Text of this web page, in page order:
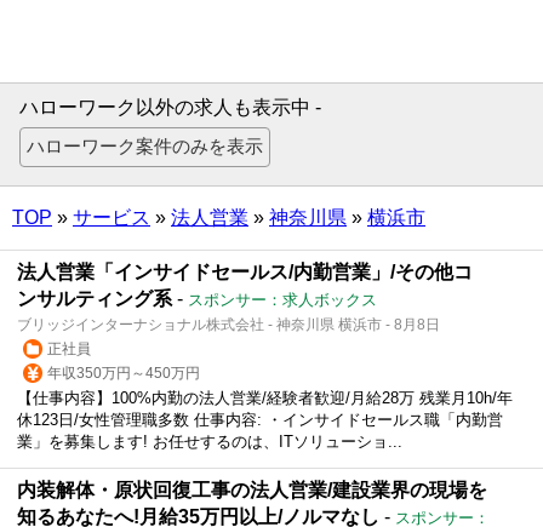
ハローワーク以外の求人も表示中 -
TOP » サービス » 法人営業 » 神奈川県 » 横浜市
法人営業「インサイドセールス/内勤営業」/その他コ
ンサルティング系 - スポンサー：求人ボックス
ブリッジインターナショナル株式会社 - 神奈川県 横浜市 - 8月8日
正社員
年収350万円～450万円
【仕事内容】100%内勤の法人営業/経験者歓迎/月給28万 残業月10h/年
休123日/女性管理職多数 仕事内容: ・インサイドセールス職「内勤営
業」を募集します! お任せするのは、ITソリューショ...
内装解体・原状回復工事の法人営業/建設業界の現場を
知るあなたへ!月給35万円以上/ノルマなし - スポンサー：